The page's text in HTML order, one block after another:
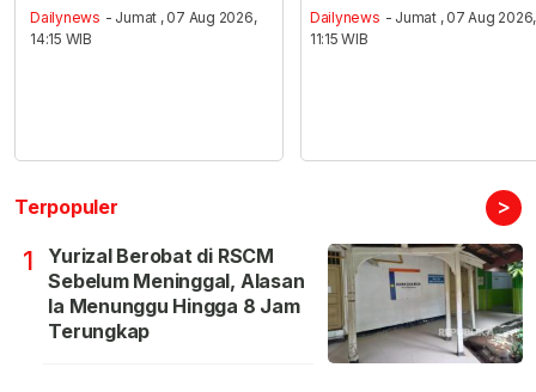
Dailynews - Jumat , 07 Aug 2026,
14:15 WIB
Dailynews - Jumat , 07 Aug 2026,
11:15 WIB
Terpopuler >
1
Yurizal Berobat di RSCM
Sebelum Meninggal, Alasan
Ia Menunggu Hingga 8 Jam
Terungkap